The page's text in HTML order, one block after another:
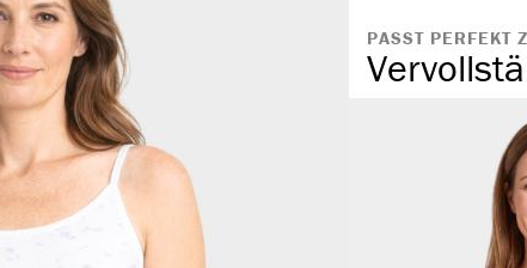
PASST PERFEKT